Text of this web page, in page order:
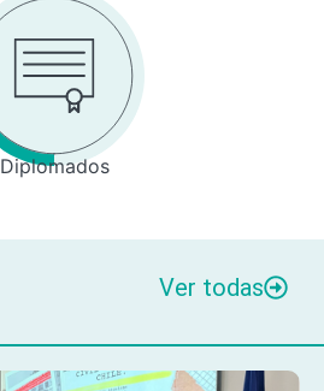
Diplomados
Ver todas